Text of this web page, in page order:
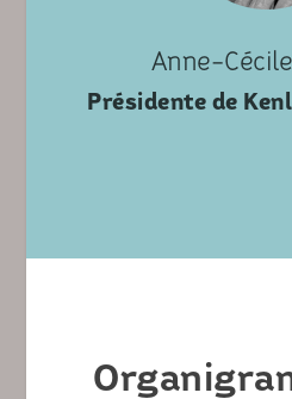
Anne-
Présidente de